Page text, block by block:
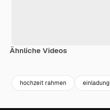
Ähnliche Videos
hochzeit rahmen einladung